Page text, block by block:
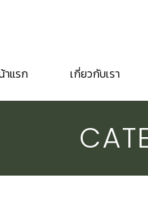
าแรก เกี่ยวกับเรา